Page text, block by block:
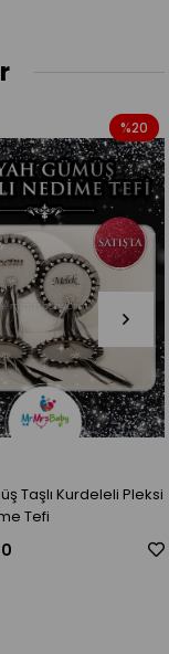
Taşlı Kurdeleli Pleksi
Tefi
%20